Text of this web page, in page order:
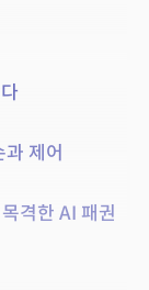
제어
격한 AI 패권